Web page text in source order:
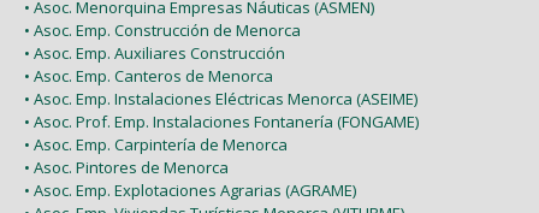
• Asoc. Menorquina Empresas Náuticas (ASMEN)
• Asoc. Emp. Construcción de Menorca
• Asoc. Emp. Auxiliares Construcción
• Asoc. Emp. Canteros de Menorca
• Asoc. Emp. Instalaciones Eléctricas Menorca (ASEIME)
• Asoc. Prof. Emp. Instalaciones Fontanería (FONGAME)
• Asoc. Emp. Carpintería de Menorca
• Asoc. Pintores de Menorca
• Asoc. Emp. Explotaciones Agrarias (AGRAME)